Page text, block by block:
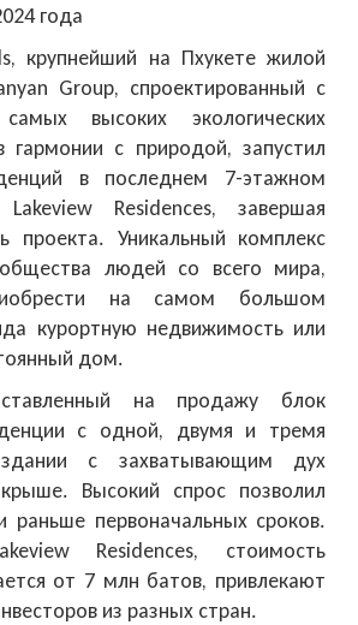
года
крупнейший на Пхукете жилой
Group, спроектированный с
высоких экологических
гармонии с природой, запустил
в последнем 7-этажном
Residences, завершая
проекта. Уникальный комплекс
людей со всего мира,
на самом большом
курортную недвижимость или
дом.
на продажу блок
с одной, двумя и тремя
с захватывающим дух
Высокий спрос позволил
раньше первоначальных сроков.
Residences, стоимость
от 7 млн батов, привлекают
из разных стран.